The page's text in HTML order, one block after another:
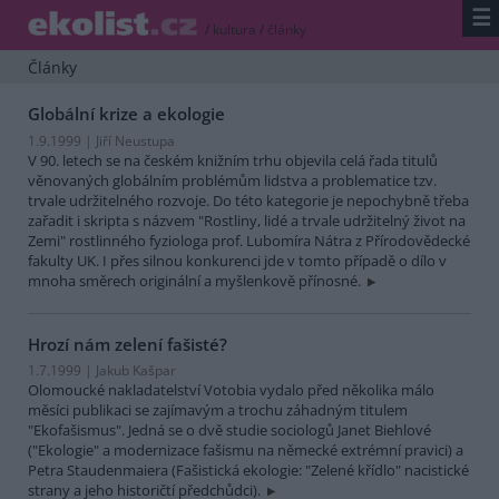
/ kultura / články ☰
Články
Globální krize a ekologie
1.9.1999 | Jiří Neustupa
V 90. letech se na českém knižním trhu objevila celá řada titulů
věnovaných globálním problémům lidstva a problematice tzv.
trvale udržitelného rozvoje. Do této kategorie je nepochybně třeba
zařadit i skripta s názvem "Rostliny, lidé a trvale udržitelný život na
Zemi" rostlinného fyziologa prof. Lubomíra Nátra z Přírodovědecké
fakulty UK. I přes silnou konkurenci jde v tomto případě o dílo v
mnoha směrech originální a myšlenkově přínosné.
Hrozí nám zelení fašisté?
1.7.1999 | Jakub Kašpar
Olomoucké nakladatelství Votobia vydalo před několika málo
měsíci publikaci se zajímavým a trochu záhadným titulem
"Ekofašismus". Jedná se o dvě studie sociologů Janet Biehlové
("Ekologie" a modernizace fašismu na německé extrémní pravici) a
Petra Staudenmaiera (Fašistická ekologie: "Zelené křídlo" nacistické
strany a jeho historičtí předchůdci).